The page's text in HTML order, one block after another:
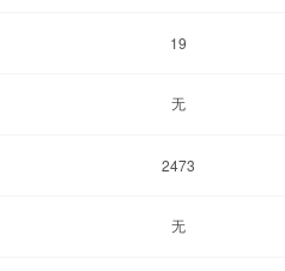
19
无
2473
无